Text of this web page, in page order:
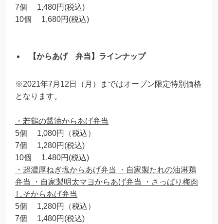
7個 1,480円(税込)
10個 1,680円(税込)
【からあげ 弁当】ラインナップ
※2021年7月12日（月）まではオープン限定特別価格
となります。
・若鶏の醤油からあげ弁当
5個 1,080円（税込）
7個 1,280円(税込)
10個 1,480円(税込)
・超濃厚ねぎ塩からあげ弁当 ・自家製たれの油淋鶏
弁当 ・自家製明太マヨからあげ弁当 ・さっぱり梅肉
しそからあげ弁当
5個 1,280円（税込）
7個 1,480円(税込)